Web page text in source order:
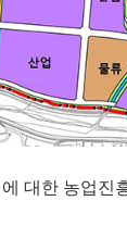
대한 농업진